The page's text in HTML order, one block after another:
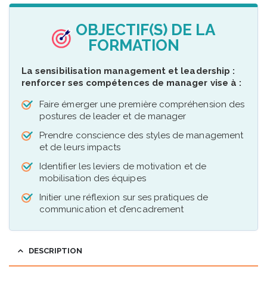
OBJECTIF(S) DE LA
FORMATION
La sensibilisation management et leadership :
renforcer ses compétences de manager vise à :
Faire émerger une première compréhension des
postures de leader et de manager
Prendre conscience des styles de management
et de leurs impacts
Identifier les leviers de motivation et de
mobilisation des équipes
Initier une réflexion sur ses pratiques de
communication et d’encadrement
DESCRIPTION